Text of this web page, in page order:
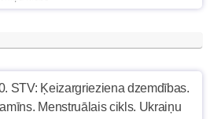
STV: Ķeizargrieziena dzemdības.
Menstruālais cikls. Ukraiņu